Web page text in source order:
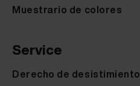
Muestrario de colores
Service
Derecho de desistimiento